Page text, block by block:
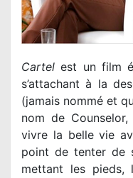
Cartel est un film
s’attachant à la
(jamais nommé et
nom de
vivre la belle vie
point de tenter de
mettant les pieds,